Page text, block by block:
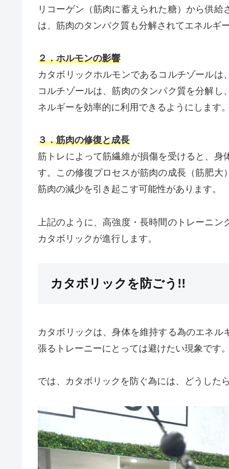
リコーゲン（筋肉に蓄えられた糖）から供
は、筋肉のタンパク質も分解されてエネルギ
２．ホルモンの影響
カタボリックホルモンであるコルチゾールは
コルチゾールは、筋肉のタンパク質を分解
ネルギーを効率的に利用できるようにします。
３．筋肉の修復と成長
筋トレによって筋繊維が損傷を受けると、身
す。この修復プロセスが筋肉の成長（筋肥
筋肉の減少を引き起こす可能性があります。
上記のように、高強度・長時間のトレーニ
カタボリックが進行します。
カタボリックを防ごう!!
カタボリックは、身体を維持する為のエネ
張るトレーニーにとっては避けたい現象です。
では、カタボリックを防ぐ為には、どうした